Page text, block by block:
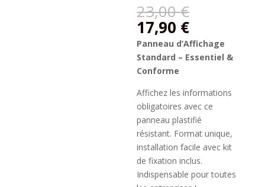
23,00€
initial
était :
23,00 €.
17,90 €Le
prix
actuel
est :
Panneau d’Affichage
Standard – Essentiel &
Conforme
Affichez les informations
obligatoires avec ce
panneau plastifié
résistant. Format unique,
installation facile avec kit
de fixation inclus.
Indispensable pour toutes